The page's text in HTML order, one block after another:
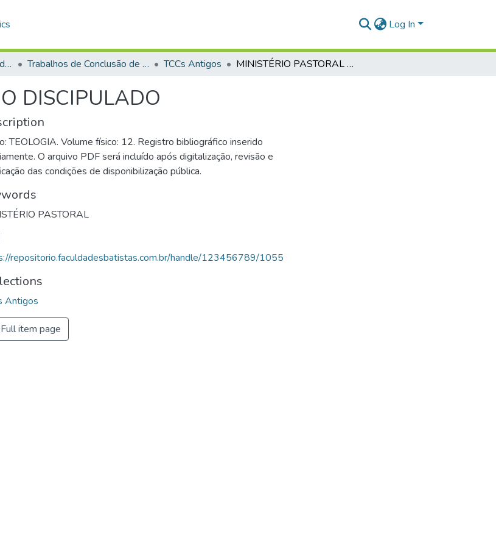
Log In
Faculdade Batista do Rio de Janeiro (FABAT-RJ) Trabalhos de Conclusão de Curso (TCC) TCCs Antigos MINISTÉRIO PASTORAL E O DISCIPULADO
DISCIPULADO
TEOLOGIA. Volume físico: 12. Registro bibliográfico inserido
O arquivo PDF será incluído após digitalização, revisão e
das condições de disponibilização pública.
PASTORAL
repositorio.faculdadesbatistas.com.br/handle/123456789/1055
Antigos
Full item page